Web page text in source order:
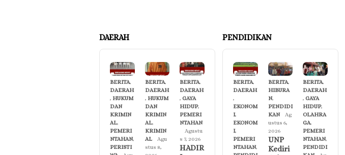
DAERAH
BERITA,
DAERAH
, HUKUM
DAN
KRIMIN
AL,
PEMERI
NTAHAN,
PERISTI
BERITA,
DAERAH
, HUKUM
DAN
KRIMIN
AL,
KRIMIN
AL
Agu
stus 8,
BERITA,
DAERAH
, GAYA
HIDUP,
PEMERI
NTAHAN
Agustu
s 7, 2026
HADIR
PENDIDIKAN
BERITA,
DAERAH
,
EKONOM
I,
EKONOM
I,
PEMERI
NTAHAN,
BERITA,
HIBURA
N,
PENDIDI
KAN
Ag
ustus 6,
2026
UNP
Kediri
BERITA,
DAERAH
, GAYA
HIDUP,
OLAHRA
GA,
PEMERI
NTAHAN,
PENDIDI